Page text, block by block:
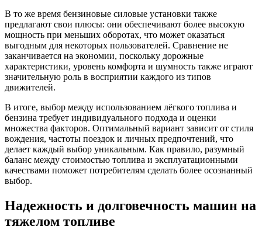
В то же время бензиновые силовые установки также
предлагают свои плюсы: они обеспечивают более высокую
мощность при меньших оборотах, что может оказаться
выгодным для некоторых пользователей. Сравнение не
заканчивается на экономии, поскольку дорожные
характеристики, уровень комфорта и шумность также играют
значительную роль в восприятии каждого из типов
движителей.
В итоге, выбор между использованием лёгкого топлива и
бензина требует индивидуального подхода и оценки
множества факторов. Оптимальный вариант зависит от стиля
вождения, частоты поездок и личных предпочтений, что
делает каждый выбор уникальным. Как правило, разумный
баланс между стоимостью топлива и эксплуатационными
качествами поможет потребителям сделать более осознанный
выбор.
Надежность и долговечность машин на
тяжелом топливе